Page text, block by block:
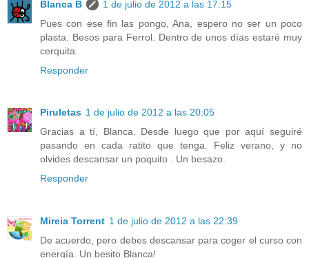
Blanca B
1 de julio de 2012 a las 17:15
Pues con ese fin las pongo, Ana, espero no ser un poco
plasta. Besos para Ferrol. Dentro de unos días estaré muy
cerquita.
Responder
Piruletas 1 de julio de 2012 a las 20:05
Gracias a tí, Blanca. Desde luego que por aquí seguiré
pasando en cada ratito que tenga. Feliz verano, y no
olvides descansar un poquito . Un besazo.
Responder
Mireia Torrent 1 de julio de 2012 a las 22:39
De acuerdo, pero debes descansar para coger el curso con
energía. Un besito Blanca!